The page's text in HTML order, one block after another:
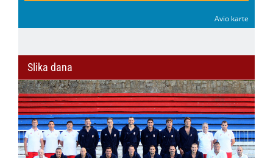
Avio karte
Slika dana